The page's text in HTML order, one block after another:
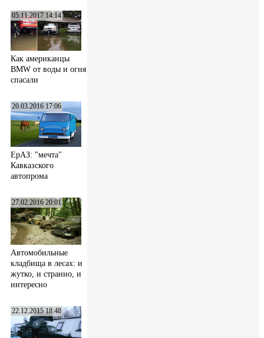
05.11.2017 14:14
Как американцы
BMW от воды и огня
спасали
20.03.2016 17:06
ЕрАЗ: "мечта"
Кавказского
автопрома
27.02.2016 20:01
Автомобильные
кладбища в лесах: и
жутко, и странно, и
интересно
22.12.2015 18:48